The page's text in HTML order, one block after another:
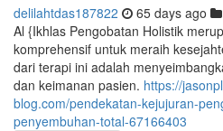
delilahtdas187822 65 days ago
Al {Ikhlas Pengobatan Holistik
komprehensif untuk meraih
dari terapi ini adalah
dan keimanan pasien. https://
blog.com/pendekatan-kejujuran-
penyembuhan-total-67166403